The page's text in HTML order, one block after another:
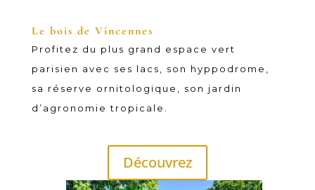
Le bois de Vincennes
Profitez du plus grand espace vert
parisien avec ses lacs, son hyppodrome,
sa réserve ornitologique, son jardin
d’agronomie tropicale.
Découvrez